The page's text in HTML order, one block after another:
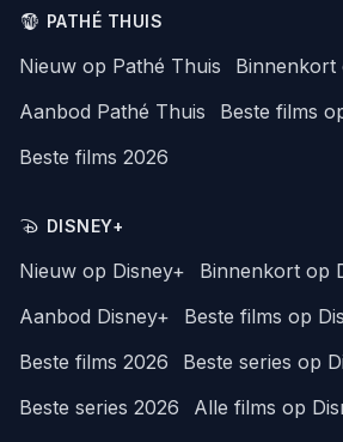
PATHÉ THUIS
Nieuw op Pathé Thuis
Binnenkort
Aanbod Pathé Thuis
Beste films
Beste films 2026
DISNEY+
Nieuw op Disney+
Binnenkort op
Aanbod Disney+
Beste films op
Beste films 2026
Beste series op
Beste series 2026
Alle films op